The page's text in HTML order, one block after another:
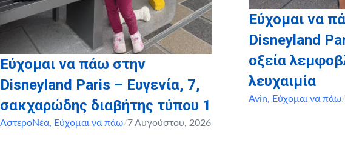
Εύχομαι να πάω στην
Disneyland Paris – Ευγενία, 7,
σακχαρώδης διαβήτης τύπου 1
ΑστεροΝέα, Εύχομαι να πάω/7 Αυγούστου, 2026
Εύχομαι να
Disneyland
οξεία
λευχαιμία
Avin, Εύχομαι να πάω/